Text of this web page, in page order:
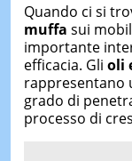
Quando ci si
muffa sui
importante
efficacia. Gli oli
rappresentano
grado di
processo di